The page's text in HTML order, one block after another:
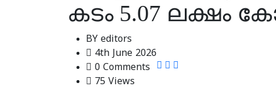
കടം 5.07 ലക്ഷം
BY editors
4th June 2026
0 Comments
75 Views